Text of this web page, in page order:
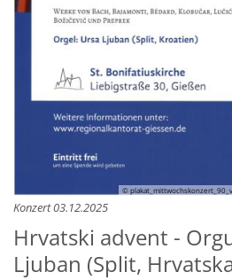
©
Konzert 03.12.2025
Hrvatski advent -
Ljuban (Split,